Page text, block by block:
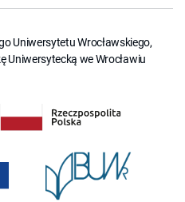
Uniwersytetu Wrocławskiego,
Uniwersytecką we Wrocławiu